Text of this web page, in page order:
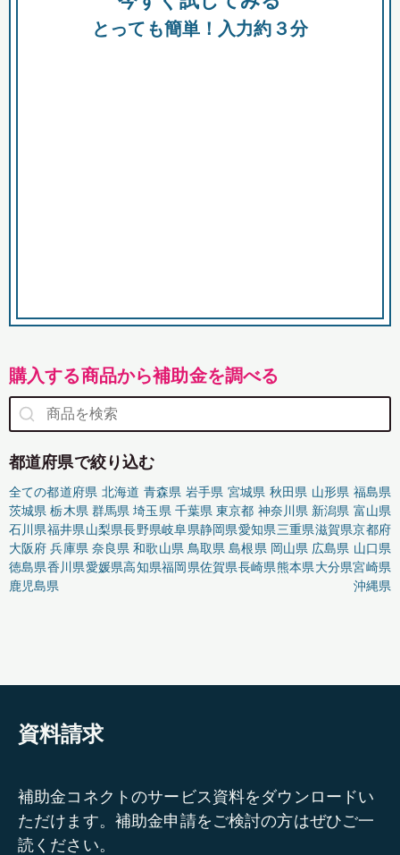
とっても簡単！入力約３分
購入する商品から補助金を調べる
都道府県で絞り込む
全ての都道府県 北海道 青森県 岩手県 宮城県 秋田県 山形県 福島県
茨城県 栃木県 群馬県 埼玉県 千葉県 東京都 神奈川県 新潟県 富山県
石川県福井県山梨県長野県岐阜県静岡県愛知県三重県滋賀県京都府
大阪府 兵庫県 奈良県 和歌山県 鳥取県 島根県 岡山県 広島県 山口県
徳島県香川県愛媛県高知県福岡県佐賀県長崎県熊本県大分県宮崎県
鹿児島県
沖縄県
資料請求
補助金コネクトのサービス資料をダウンロードい
ただけます。補助金申請をご検討の方はぜひご一
読ください。